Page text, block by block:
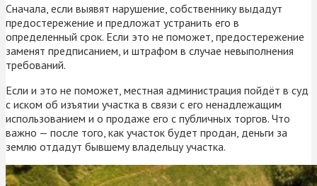
Сначала, если выявят нарушение, собственнику выдадут
предостережение и предложат устранить его в
определенный срок. Если это не поможет, предостережение
заменят предписанием, и штрафом в случае невыполнения
требований.
Если и это не поможет, местная администрация пойдёт в суд
с иском об изъятии участка в связи с его ненадлежащим
использованием и о продаже его с публичных торгов. Что
важно — после того, как участок будет продан, деньги за
землю отдадут бывшему владельцу участка.